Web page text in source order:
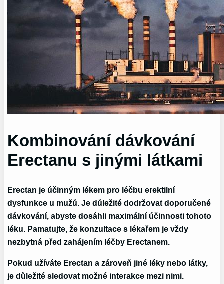
Kombinování dávkování
Erectanu s jinými látkami
Erectan je účinným lékem pro léčbu erektilní
dysfunkce u mužů. Je důležité dodržovat doporučené
dávkování, abyste dosáhli maximální účinnosti tohoto
léku. Pamatujte, že konzultace s lékařem je vždy
nezbytná před zahájením léčby Erectanem.
Pokud užíváte Erectan a zároveň jiné léky nebo látky,
je důležité sledovat možné interakce mezi nimi.